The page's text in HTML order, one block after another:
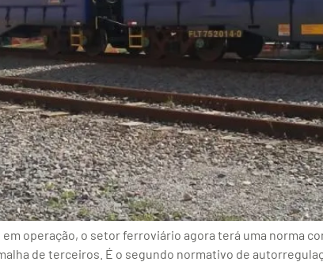
em operação, o setor ferroviário agora terá uma norma
de terceiros. É o segundo normativo de